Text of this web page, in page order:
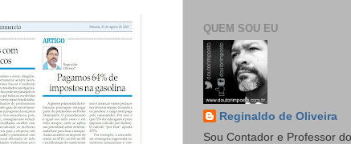
QUEM SOU EU
Reginaldo de Oliveira
Sou Contador e Professor do